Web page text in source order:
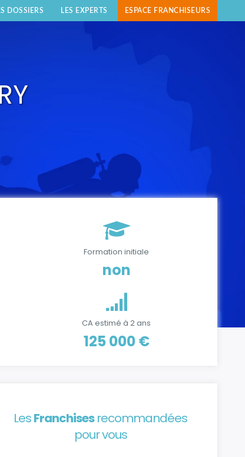
DOSSIERS LES EXPERTS ESPACE FRANCHISEURS
Formation initiale
non
CA estimé à 2 ans
125 000 €
LesFranchisesrecommandées
pour vous